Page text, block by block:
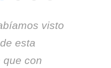
visto
esta
que con